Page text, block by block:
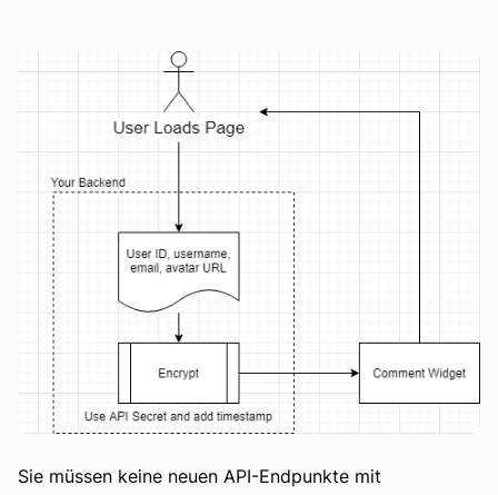
Sie müssen keine neuen API-Endpunkte mit